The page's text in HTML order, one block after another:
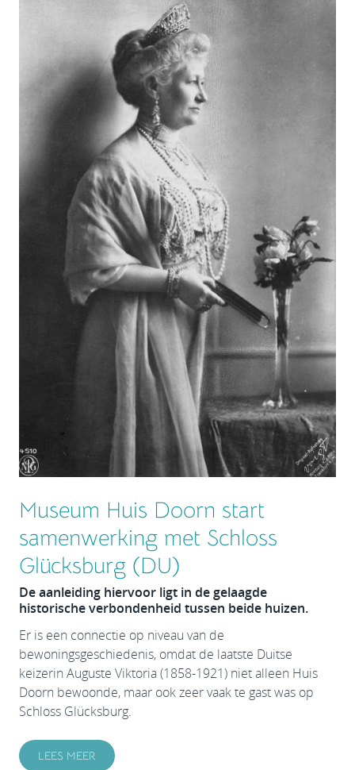
Museum Huis Doorn start
samenwerking met Schloss
Glücksburg (DU)
De aanleiding hiervoor ligt in de gelaagde
historische verbondenheid tussen beide huizen.
Er is een connectie op niveau van de
bewoningsgeschiedenis, omdat de laatste Duitse
keizerin Auguste Viktoria (1858-1921) niet alleen Huis
Doorn bewoonde, maar ook zeer vaak te gast was op
Schloss Glücksburg.
LEES MEER